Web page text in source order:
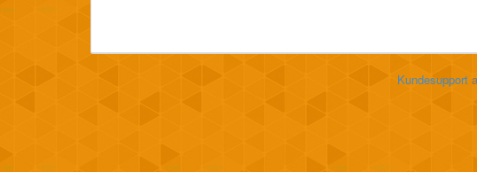
Kundesupport